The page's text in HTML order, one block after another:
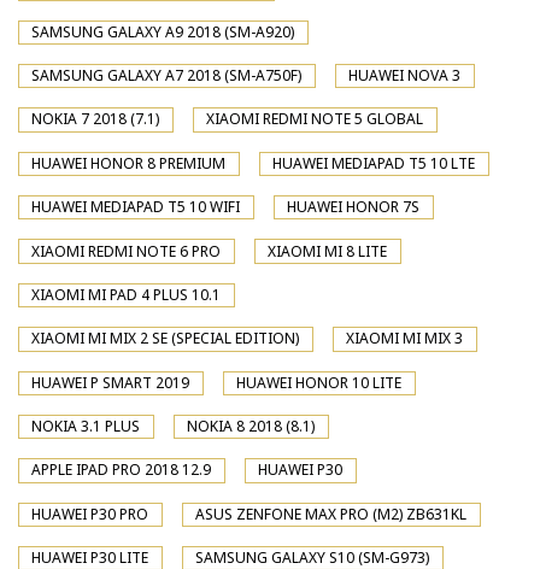
SAMSUNG GALAXY A9 2018 (SM-A920)
SAMSUNG GALAXY A7 2018 (SM-A750F) HUAWEI NOVA 3
NOKIA 7 2018 (7.1) XIAOMI REDMI NOTE 5 GLOBAL
HUAWEI HONOR 8 PREMIUM HUAWEI MEDIAPAD T5 10 LTE
HUAWEI MEDIAPAD T5 10 WIFI HUAWEI HONOR 7S
XIAOMI REDMI NOTE 6 PRO XIAOMI MI 8 LITE
XIAOMI MI PAD 4 PLUS 10.1
XIAOMI MI MIX 2 SE (SPECIAL EDITION) XIAOMI MI MIX 3
HUAWEI P SMART 2019 HUAWEI HONOR 10 LITE
NOKIA 3.1 PLUS NOKIA 8 2018 (8.1)
APPLE IPAD PRO 2018 12.9 HUAWEI P30
HUAWEI P30 PRO ASUS ZENFONE MAX PRO (M2) ZB631KL
HUAWEI P30 LITE SAMSUNG GALAXY S10 (SM-G973)